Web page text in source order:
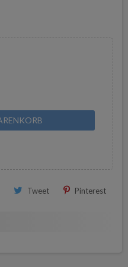
Tweet Pinterest